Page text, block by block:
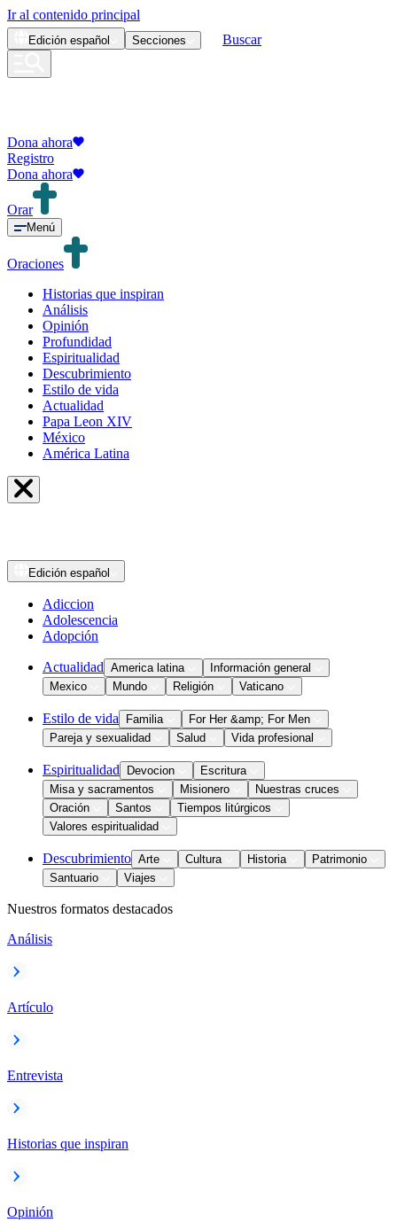
Ir al contenido principal
Edición español Secciones Buscar
Dona ahora
Registro
Dona ahora
Orar
Menú
Oraciones
Historias que inspiran
Análisis
Opinión
Profundidad
Espiritualidad
Descubrimiento
Estilo de vida
Actualidad
Papa Leon XIV
México
América Latina
Edición español
Adiccion
Adolescencia
Adopción
Actualidad America latina
Información general
Mexico
Mundo Religión Vaticano
Estilo de vida Familia
For Her &amp; For Men
Pareja y sexualidad
Salud Vida profesional
Espiritualidad Devocion
Escritura
Misa y sacramentos
Misionero
Nuestras cruces
Oración
Santos
Tiempos litúrgicos
Valores espiritualidad
Descubrimiento Arte Cultura Historia
Patrimonio
Santuario
Viajes
Nuestros formatos destacados
Análisis
Artículo
Entrevista
Historias que inspiran
Opinión